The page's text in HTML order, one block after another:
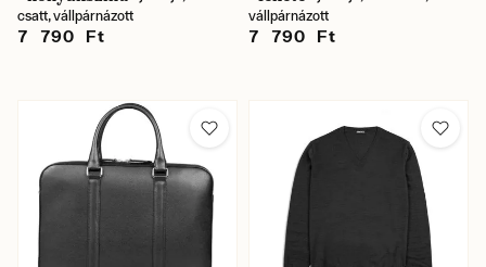
csatt, vállpárnázott
7 790 Ft
vállpárnázott
7 790 Ft